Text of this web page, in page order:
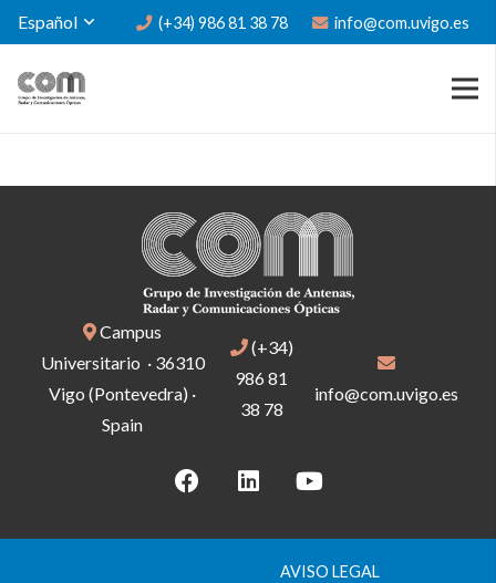
Español (+34) 986 81 38 78 info@com.uvigo.es
Campus
Universitario · 36310
Vigo (Pontevedra) ·
Spain
(+34)
986 81
38 78
info@com.uvigo.es
AVISO LEGAL